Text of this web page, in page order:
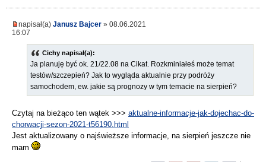
napisał(a) Janusz Bajcer » 08.06.2021
16:07
Cichy napisał(a):
Ja planuję być ok. 21/22.08 na Cikat. Rozkminiałeś może temat
testów/szczepień? Jak to wygląda aktualnie przy podróży
samochodem, ew. jakie są prognozy w tym temacie na sierpień?
Czytaj na bieżąco ten wątek >>> aktualne-informacje-jak-dojechac-do-
chorwacji-sezon-2021-t56190.html
Jest aktualizowany o najświeższe informacje, na sierpień jeszcze nie
mam